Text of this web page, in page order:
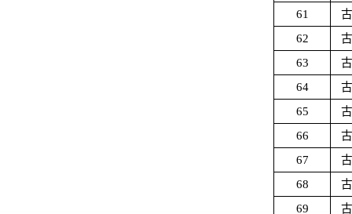
61
62
63
64
65
66
67
68
69